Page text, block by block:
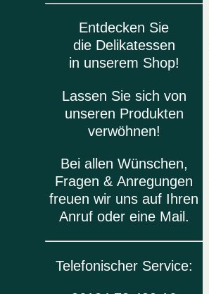
Entdecken Sie
die Delikatessen
in unserem Shop!
Lassen Sie sich von
unseren Produkten
verwöhnen!
Bei allen Wünschen,
Fragen & Anregungen
freuen wir uns auf Ihren
Anruf oder eine Mail.
Telefonischer Service: